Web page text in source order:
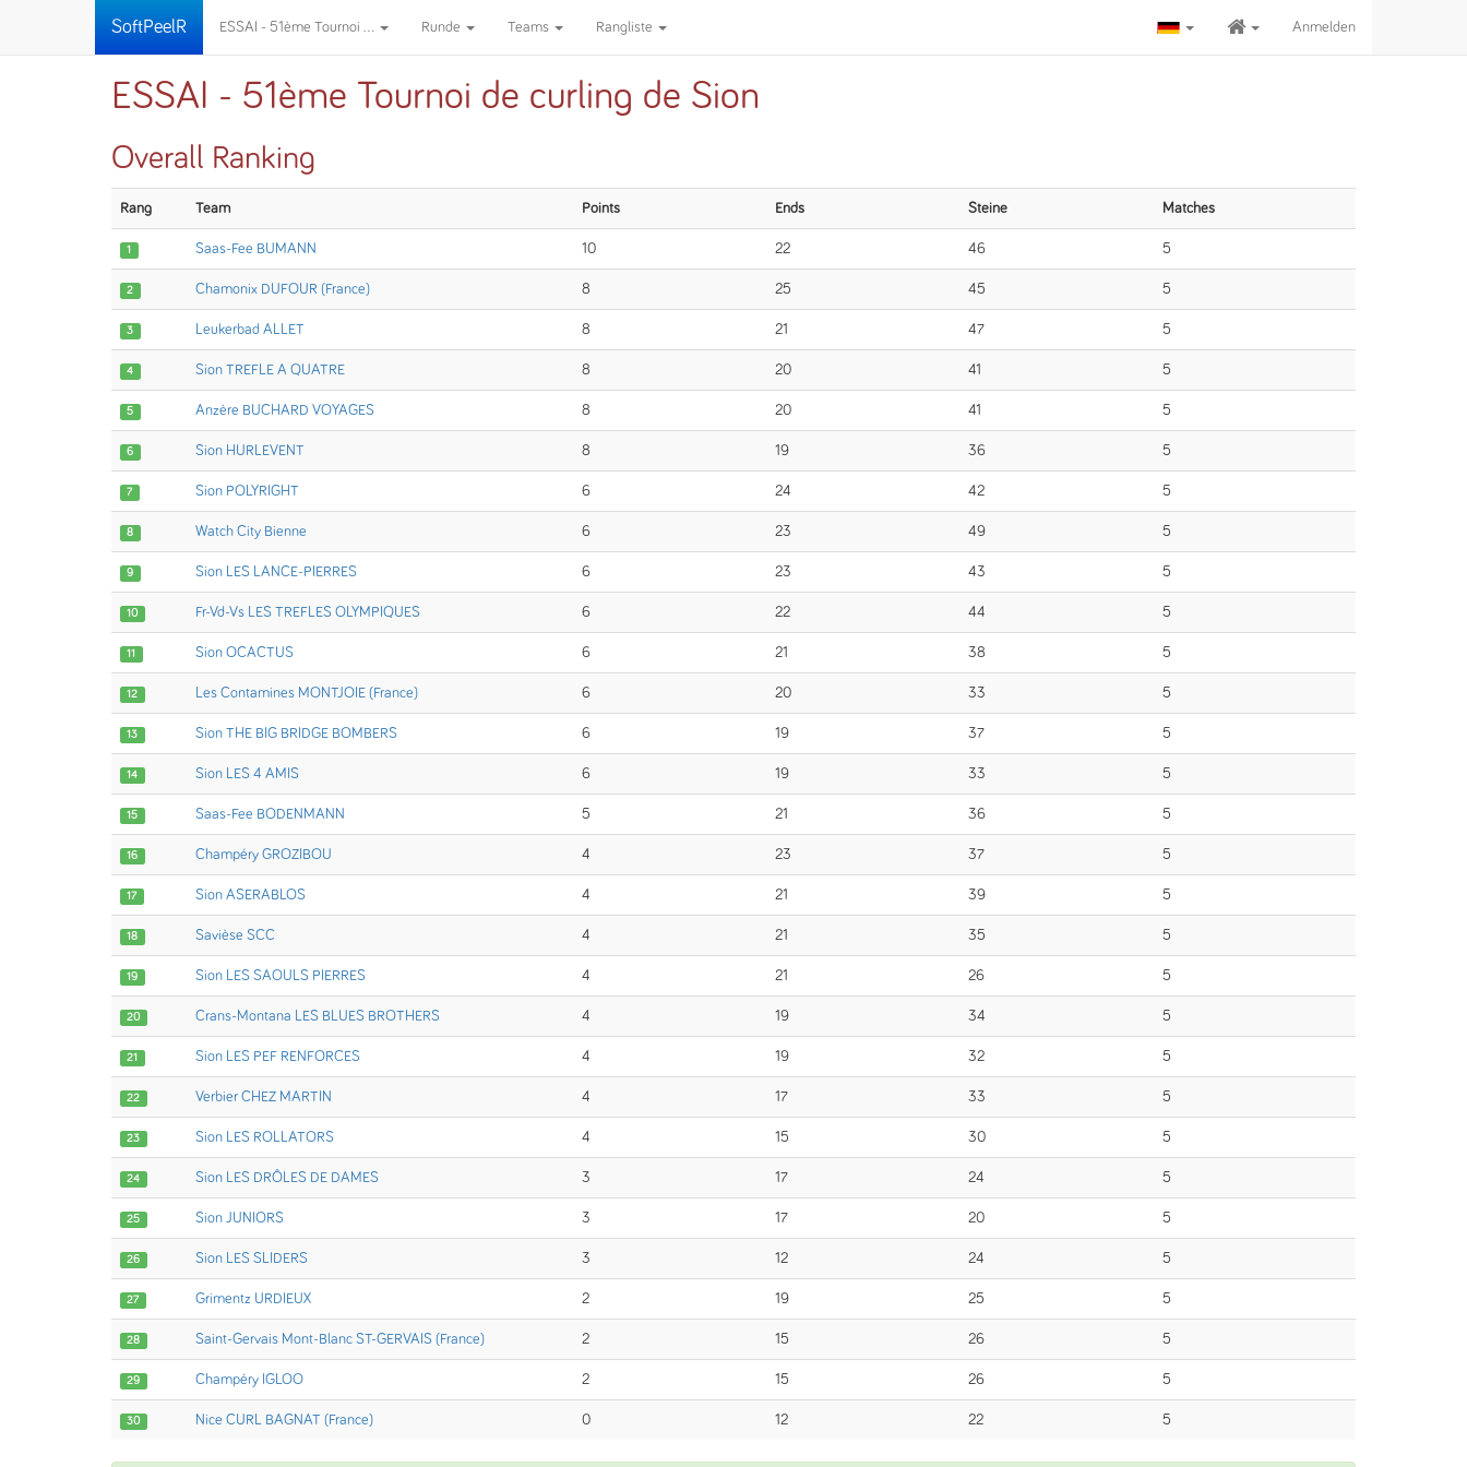
SoftPeelR ESSAI - 51ème Tournoi ... Runde Teams Rangliste Anmelden
ESSAI - 51ème Tournoi de curling de Sion
Overall Ranking
Rang Team Points Ends Steine Matches
1 Saas-Fee BUMANN 10 22 46 5
2 Chamonix DUFOUR (France) 8 25 45 5
3 Leukerbad ALLET 8 21 47 5
4 Sion TREFLE A QUATRE 8 20 41 5
5 Anzère BUCHARD VOYAGES 8 20 41 5
6 Sion HURLEVENT 8 19 36 5
7 Sion POLYRIGHT 6 24 42 5
8 Watch City Bienne 6 23 49 5
9 Sion LES LANCE-PIERRES 6 23 43 5
10 Fr-Vd-Vs LES TREFLES OLYMPIQUES 6 22 44 5
11 Sion OCACTUS 6 21 38 5
12 Les Contamines MONTJOIE (France) 6 20 33 5
13 Sion THE BIG BRIDGE BOMBERS 6 19 37 5
14 Sion LES 4 AMIS 6 19 33 5
15 Saas-Fee BODENMANN 5 21 36 5
16 Champéry GROZIBOU 4 23 37 5
17 Sion ASERABLOS 4 21 39 5
18 Savièse SCC 4 21 35 5
19 Sion LES SAOULS PIERRES 4 21 26 5
20 Crans-Montana LES BLUES BROTHERS 4 19 34 5
21 Sion LES PEF RENFORCES 4 19 32 5
22 Verbier CHEZ MARTIN 4 17 33 5
23 Sion LES ROLLATORS 4 15 30 5
24 Sion LES DRÔLES DE DAMES 3 17 24 5
25 Sion JUNIORS 3 17 20 5
26 Sion LES SLIDERS 3 12 24 5
27 Grimentz URDIEUX 2 19 25 5
28 Saint-Gervais Mont-Blanc ST-GERVAIS (France) 2 15 26 5
29 Champéry IGLOO 2 15 26 5
30 Nice CURL BAGNAT (France) 0 12 22 5